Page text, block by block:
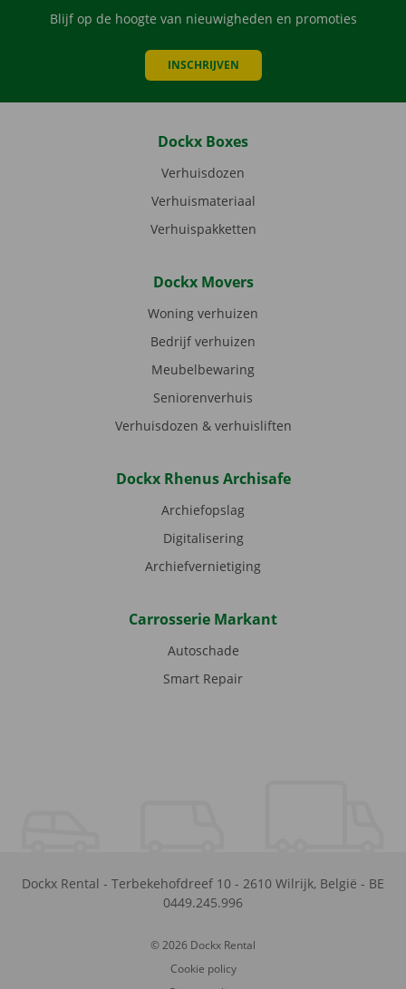
Blijf op de hoogte van nieuwigheden en promoties
INSCHRIJVEN
Dockx Boxes
Verhuisdozen
Verhuismateriaal
Verhuispakketten
Dockx Movers
Woning verhuizen
Bedrijf verhuizen
Meubelbewaring
Seniorenverhuis
Verhuisdozen & verhuisliften
Dockx Rhenus Archisafe
Archiefopslag
Digitalisering
Archiefvernietiging
Carrosserie Markant
Autoschade
Smart Repair
Dockx Rental - Terbekehofdreef 10 - 2610 Wilrijk, België - BE
0449.245.996
© 2026 Dockx Rental
Cookie policy